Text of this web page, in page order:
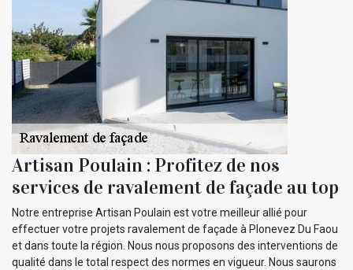
Artisan Poulain : Profitez de nos
services de ravalement de façade au top
Notre entreprise Artisan Poulain est votre meilleur allié pour
effectuer votre projets ravalement de façade à Plonevez Du Faou
et dans toute la région. Nous nous proposons des interventions de
qualité dans le total respect des normes en vigueur. Nous saurons